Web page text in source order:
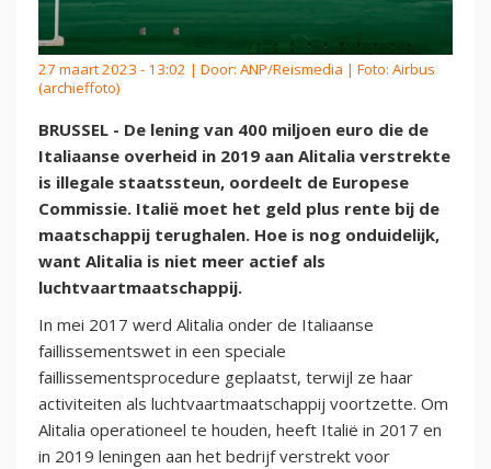
27 maart 2023 - 13:02 | Door: ANP/Reismedia | Foto: Airbus
(archieffoto)
BRUSSEL - De lening van 400 miljoen euro die de
Italiaanse overheid in 2019 aan Alitalia verstrekte
is illegale staatssteun, oordeelt de Europese
Commissie. Italië moet het geld plus rente bij de
maatschappij terughalen. Hoe is nog onduidelijk,
want Alitalia is niet meer actief als
luchtvaartmaatschappij.
In mei 2017 werd Alitalia onder de Italiaanse
faillissementswet in een speciale
faillissementsprocedure geplaatst, terwijl ze haar
activiteiten als luchtvaartmaatschappij voortzette. Om
Alitalia operationeel te houden, heeft Italië in 2017 en
in 2019 leningen aan het bedrijf verstrekt voor